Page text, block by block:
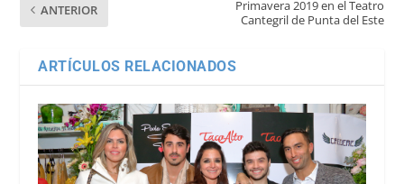
ANTERIOR
Primavera 2019 en el Teatro
Cantegril de Punta del Este
ARTÍCULOS RELACIONADOS